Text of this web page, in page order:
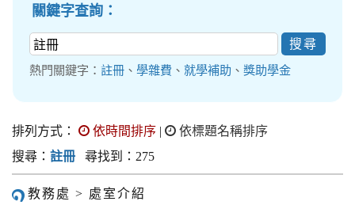
關鍵字查詢：
熱門關鍵字： 註冊 、 學雜費 、 就學補助 、 獎助學金
排列方式： 依時間排序 |
依標題名稱排序
搜尋： 註冊 尋找到：275
教務處 > 處室介紹